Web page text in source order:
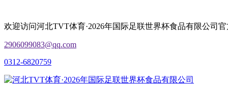
欢迎访问河北TVT体育·2026年国际足联世界杯食品有限公司官
2906099083@qq.com
0312-6820759